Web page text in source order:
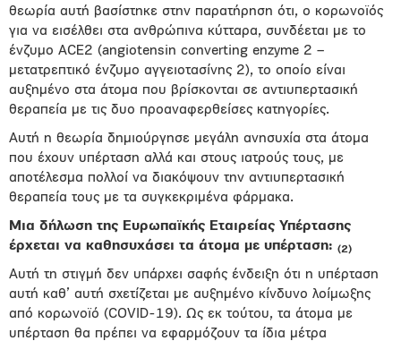
θεωρία αυτή βασίστηκε στην παρατήρηση ότι, ο κορωνοϊός
για να εισέλθει στα ανθρώπινα κύτταρα, συνδέεται με το
ένζυμο ACE2 (angiotensin converting enzyme 2 –
μετατρεπτικό ένζυμο αγγειοτασίνης 2), το οποίο είναι
αυξημένο στα άτομα που βρίσκονται σε αντιυπερτασική
θεραπεία με τις δυο προαναφερθείσες κατηγορίες.
Αυτή η θεωρία δημιούργησε μεγάλη ανησυχία στα άτομα
που έχουν υπέρταση αλλά και στους ιατρούς τους, με
αποτέλεσμα πολλοί να διακόψουν την αντιυπερτασική
θεραπεία τους με τα συγκεκριμένα φάρμακα.
Μια δήλωση της Ευρωπαϊκής Εταιρείας Υπέρτασης
έρχεται να καθησυχάσει τα άτομα με υπέρταση: (2)
Αυτή τη στιγμή δεν υπάρχει σαφής ένδειξη ότι η υπέρταση
αυτή καθ’ αυτή σχετίζεται με αυξημένο κίνδυνο λοίμωξης
από κορωνοϊό (COVID-19). Ως εκ τούτου, τα άτομα με
υπέρταση θα πρέπει να εφαρμόζουν τα ίδια μέτρα